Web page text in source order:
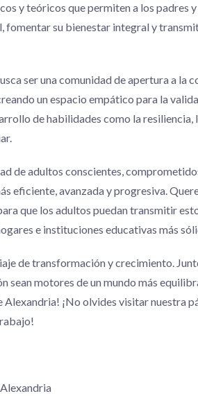
y teóricos que permiten a los padres
su bienestar integral y
ser una comunidad de apertura a la
un espacio empático para la
de habilidades como la
de adultos conscientes,
eficiente, avanzada y progresiva.
que los adultos puedan transmitir
e instituciones educativas más
de transformación y crecimiento.
sean motores de un mundo más
Alexandria! ¡No olvides visitar nuestra